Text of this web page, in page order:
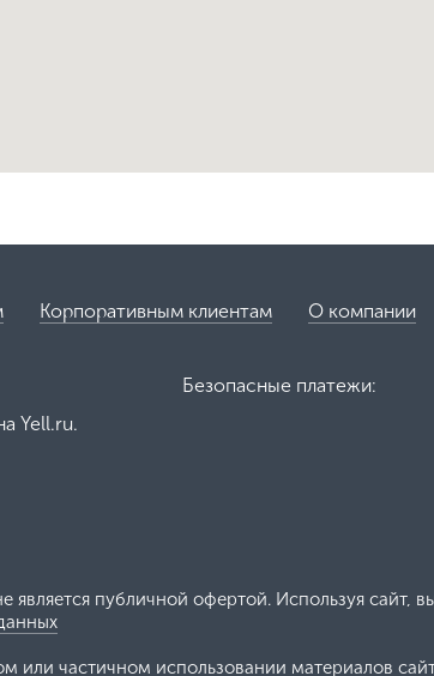
Корпоративным клиентам О компании
Yell.ru.
Безопасные платежи:
является публичной офертой. Используя сайт,
частичном использовании материалов